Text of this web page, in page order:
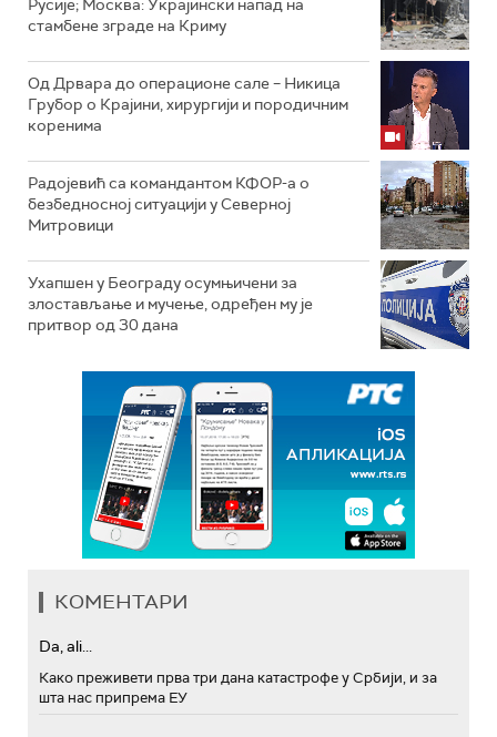
Русије; Москва: Украјински напад на
стамбене зграде на Криму
Од Дрвара до операционе сале – Никица
Грубор о Крајини, хирургији и породичним
коренима
Радојевић са командантом КФОР-а о
безбедносној ситуацији у Северној
Митровици
Ухапшен у Београду осумњичени за
злостављање и мучење, одређен му је
притвор од 30 дана
КОМЕНТАРИ
Da, ali...
Како преживети прва три дана катастрофе у Србији, и за
шта нас припрема ЕУ